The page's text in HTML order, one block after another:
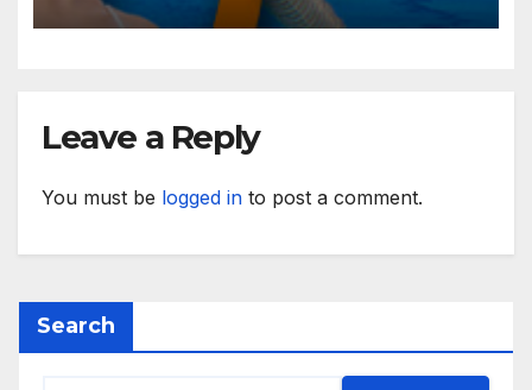
Leave a Reply
You must be logged in to post a comment.
Search